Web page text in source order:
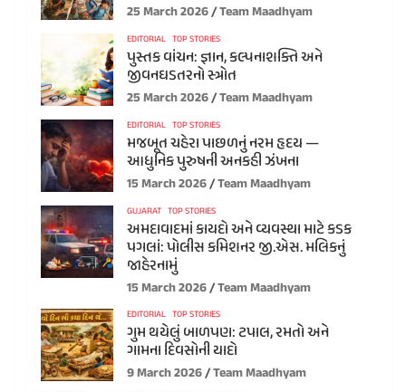
25 March 2026 Team Maadhyam
EDITORIAL TOP STORIES
પુસ્તક વાંચન: જ્ઞાન, કલ્પનાશક્તિ અને
જીવનઘડતરનો સ્ત્રોત
25 March 2026 Team Maadhyam
EDITORIAL TOP STORIES
મજબૂત ચહેરા પાછળનું નરમ હૃદય —
આધુનિક પુરુષની અનકહી ઝંખના
15 March 2026 Team Maadhyam
GUJARAT TOP STORIES
અમદાવાદમાં કાયદો અને વ્યવસ્થા માટે કડક
પગલાં: પોલીસ કમિશનર જી.એસ. મલિકનું
જાહેરનામું
15 March 2026 Team Maadhyam
EDITORIAL TOP STORIES
ગુમ થયેલું બાળપણ: ટપાલ, રમતો અને
ગામના દિવસોની યાદો
9 March 2026 Team Maadhyam